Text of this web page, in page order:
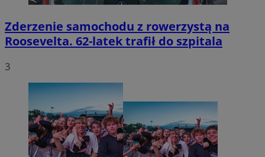
Zderzenie samochodu z rowerzystą na
Roosevelta. 62-latek trafił do szpitala
3